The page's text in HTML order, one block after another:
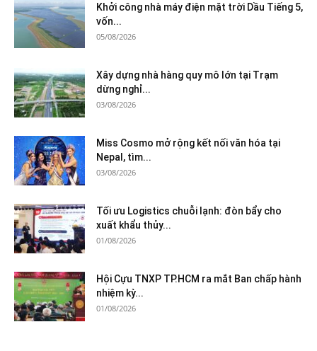
Khởi công nhà máy điện mặt trời Dầu Tiếng 5,
vốn...
05/08/2026
Xây dựng nhà hàng quy mô lớn tại Trạm
dừng nghỉ...
03/08/2026
Miss Cosmo mở rộng kết nối văn hóa tại
Nepal, tìm...
03/08/2026
Tối ưu Logistics chuỗi lạnh: đòn bẩy cho
xuất khẩu thủy...
01/08/2026
Hội Cựu TNXP TP.HCM ra mắt Ban chấp hành
nhiệm kỳ...
01/08/2026